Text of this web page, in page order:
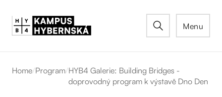
Menu
Home/Program/HYB4 Galerie: Building Bridges -
doprovodný program k výstavě Dno Den